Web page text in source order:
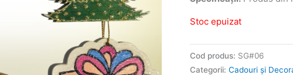
Stoc epuizat
Cod produs: SG#06
Categorii: Cadouri și